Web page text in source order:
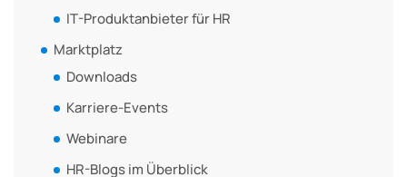
IT-Produktanbieter für HR
Marktplatz
Downloads
Karriere-Events
Webinare
HR-Blogs im Überblick